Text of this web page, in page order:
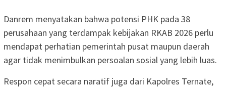
Danrem menyatakan bahwa potensi PHK pada 38
perusahaan yang terdampak kebijakan RKAB 2026 perlu
mendapat perhatian pemerintah pusat maupun daerah
agar tidak menimbulkan persoalan sosial yang lebih luas.
Respon cepat secara naratif juga dari Kapolres Ternate,